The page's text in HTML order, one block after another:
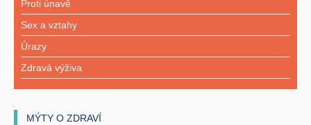
Proti únavě
Sex a vztahy
Úrazy
Zdravá výživa
MÝTY O ZDRAVÍ